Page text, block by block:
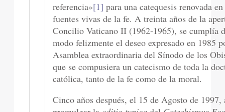
referencia»[1] para una catequesis renovada
fuentes vivas de la fe. A treinta años de la
Concilio Vaticano II (1962-1965), se cumplía
modo felizmente el deseo expresado en 1985
Asamblea extraordinaria del Sínodo de los
que se compusiera un catecismo de toda la
católica, tanto de la fe como de la moral.
Cinco años después, el 15 de Agosto de 1997,